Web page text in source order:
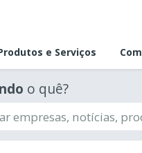
e Serviços
o quê?